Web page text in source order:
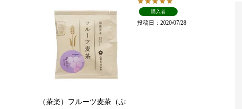
（茶楽）フルーツ麦茶（ぶ
購入者
投稿日 2020/07/28